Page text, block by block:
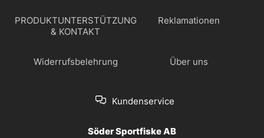
PRODUKTUNTERSTÜTZUNG
& KONTAKT
Reklamationen
Widerrufsbelehrung Über uns
Kundenservice
Söder Sportfiske AB